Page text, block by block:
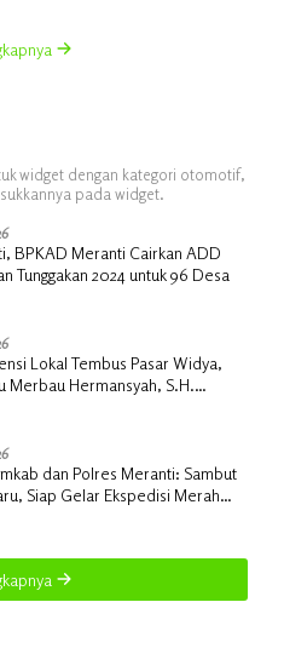
widget dengan kategori otomotif,
pada widget.
BPKAD Meranti Cairkan ADD
Tunggakan 2024 untuk 96 Desa
Lokal Tembus Pasar Widya,
Merbau Hermansyah, S.H.
dan Polres Meranti: Sambut
Siap Gelar Ekspedisi Merah